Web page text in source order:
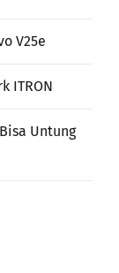
V25e
ITRON
Untung